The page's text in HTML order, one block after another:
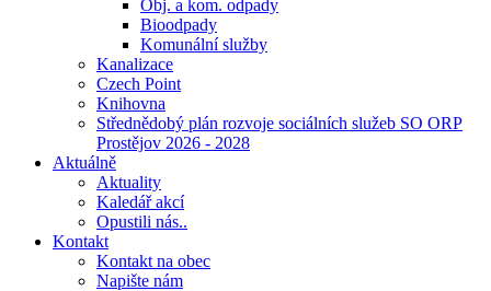
Obj. a kom. odpady
Bioodpady
Komunální služby
Kanalizace
Czech Point
Knihovna
Střednědobý plán rozvoje sociálních služeb SO ORP
Prostějov 2026 - 2028
Aktuálně
Aktuality
Kaledář akcí
Opustili nás..
Kontakt
Kontakt na obec
Napište nám